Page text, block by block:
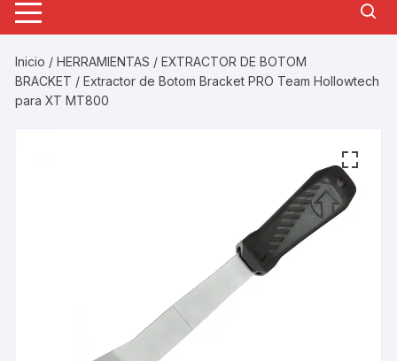
Inicio /HERRAMIENTAS /EXTRACTOR DE BOTOM
BRACKET / Extractor de Botom Bracket PRO Team Hollowtech
para XT MT800